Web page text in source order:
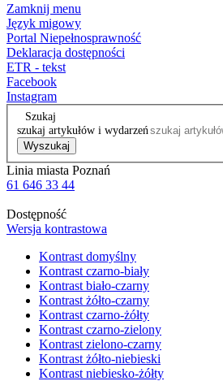
Zamknij menu
Język migowy
Portal Niepełnosprawność
Deklaracja dostępności
ETR - tekst
Facebook
Instagram
Szukaj
szukaj artykułów i wydarzeń
Wyszukaj
Linia miasta Poznań
61 646 33 44
Dostępność
Wersja kontrastowa
Kontrast domyślny
Kontrast czarno-biały
Kontrast biało-czarny
Kontrast żółto-czarny
Kontrast czarno-żółty
Kontrast czarno-zielony
Kontrast zielono-czarny
Kontrast żółto-niebieski
Kontrast niebiesko-żółty